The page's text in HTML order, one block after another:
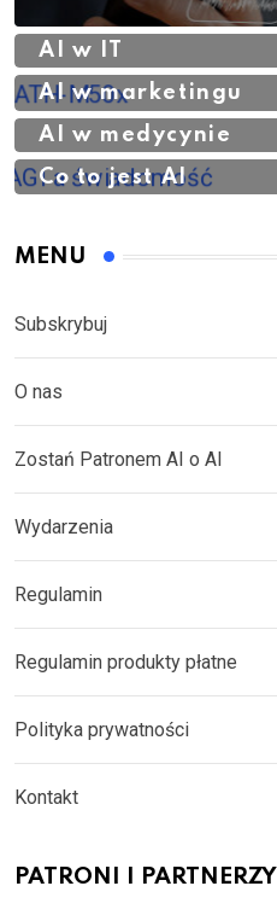
AI w IT
AI w marketingu
AI w medycynie
Co to jest AI
MENU
Subskrybuj
O nas
Zostań Patronem AI o AI
Wydarzenia
Regulamin
Regulamin produkty płatne
Polityka prywatności
Kontakt
PATRONI I PARTNERZY